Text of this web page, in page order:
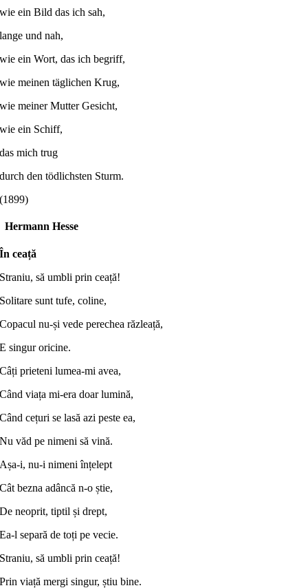
wie ein Bild das ich sah,
lange und nah,
wie ein Wort, das ich begriff,
wie meinen täglichen Krug,
wie meiner Mutter Gesicht,
wie ein Schiff,
das mich trug
durch den tödlichsten Sturm.
(1899)
Hermann Hesse
În ceață
Straniu, să umbli prin ceață!
Solitare sunt tufe, coline,
Copacul nu-și vede perechea răzleață,
E singur oricine.
Câți prieteni lumea-mi avea,
Când viața mi-era doar lumină,
Când cețuri se lasă azi peste ea,
Nu văd pe nimeni să vină.
Așa-i, nu-i nimeni înțelept
Cât bezna adâncă n-o știe,
De neoprit, tiptil și drept,
Ea-l separă de toți pe vecie.
Straniu, să umbli prin ceață!
Prin viață mergi singur, știu bine.